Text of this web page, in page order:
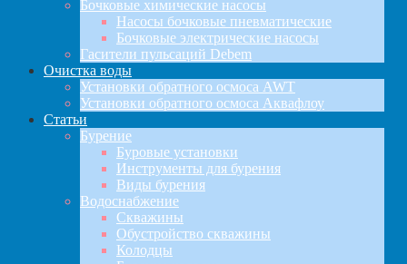
Бочковые химические насосы
Насосы бочковые пневматические
Бочковые электрические насосы
Гасители пульсаций Debem
Очистка воды
Установки обратного осмоса AWT
Установки обратного осмоса Аквафлоу
Статьи
Бурение
Буровые установки
Инструменты для бурения
Виды бурения
Водоснабжение
Скважины
Обустройство скважины
Колодцы